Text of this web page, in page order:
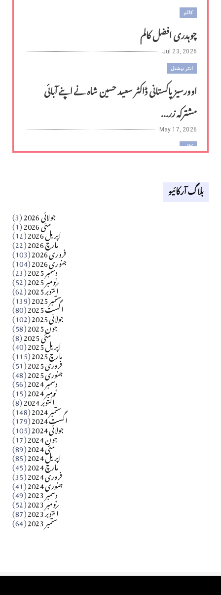
کالم
چوہدری افضل کالم
Jul 23, 2026
انٹر نیشنل
اوورسیز پاکستانی ڈاکٹر سعید حسین شاہ نے اپنے آبائی
مشترکہ زر...
May 17, 2026
کالم
Apr 18, 2026
آزاد کشمیر جیسے احتجاج کی ضرورت ہے؟ از،،، ظہیرالدین
بلاگ آرکائیو
جولائی 2026 (3) مئی 2026 (1) اپریل 2026 (12) مارچ 2026 (22) فروری 2026 (103) جنوری 2026 (104) دسمبر 2025 (23) نومبر 2025 (52) اکتوبر 2025 (62) ستمبر 2025 (139) اگست 2025 (80) جولائی 2025 (102) جون 2025 (58) مئی 2025 (8) اپریل 2025 (40) مارچ 2025 (115) فروری 2025 (51) جنوری 2025 (48) دسمبر 2024 (56) نومبر 2024 (15) اکتوبر 2024 (8) ستمبر 2024 (148) اگست 2024 (179) جولائی 2024 (105) جون 2024 (17) مئی 2024 (89) اپریل 2024 (85) مارچ 2024 (45) فروری 2024 (35) جنوری 2024 (41) دسمبر 2023 (49) نومبر 2023 (52) اکتوبر 2023 (87) ستمبر 2023 (64)